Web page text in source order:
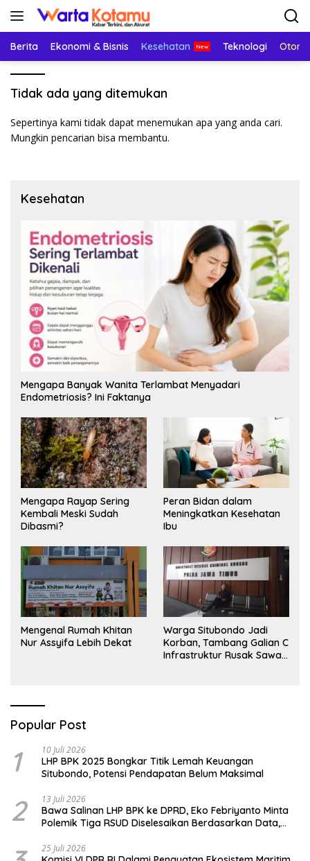
Langsung
Berita Ekonomi & Bisnis Kesehatan Teknologi
Tidak ada yang ditemukan
Sepertinya kami tidak dapat menemukan apa yang anda cari.
Mungkin pencarian bisa membantu.
Kesehatan
Mengapa Banyak Wanita Terlambat Menyadari
Endometriosis? Ini Faktanya
Mengapa Rayap Sering
Kembali Meski Sudah
Dibasmi?
Peran Bidan dalam
Meningkatkan Kesehatan
Ibu
Mengenal Rumah Khitan
Nur Assyifa Lebih Dekat
Warga Situbondo Jadi
Korban, Tambang Galian C
Infrastruktur Rusak Sawah
Popular Post
1 10 Juli 2026
LHP BPK 2025 Bongkar Titik Lemah Keuangan
Situbondo, Potensi Pendapatan Belum Maksimal
2 13 Juli 2026
Bawa Salinan LHP BPK ke DPRD, Eko Febriyanto Minta
Polemik Tiga RSUD Diselesaikan Berdasarkan Data,
25 Juli 2026